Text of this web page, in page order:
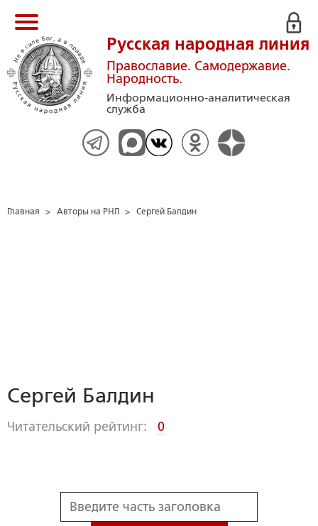
Русская народная линия
Православие. Самодержавие.
Народность.
Информационно-аналитическая
служба
Главная > Авторы на РНЛ > Сергей Балдин
Сергей Балдин
Читательский рейтинг: 0